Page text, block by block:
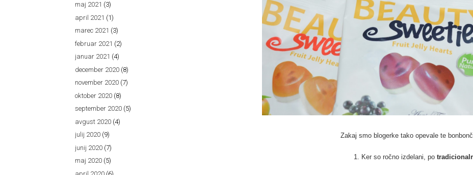
Zakaj smo blogerke tako opevale te
1. Ker so ročno izdelani, po
maj 2021 (3)
april 2021 (1)
marec 2021 (3)
februar 2021 (2)
januar 2021 (4)
december 2020 (8)
november 2020 (7)
oktober 2020 (8)
september 2020 (5)
avgust 2020 (4)
julij 2020 (9)
junij 2020 (7)
maj 2020 (5)